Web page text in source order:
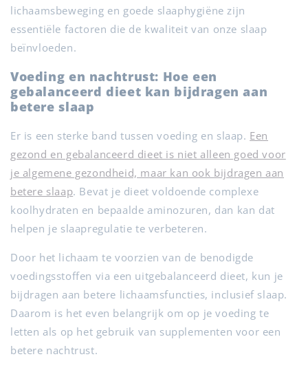
lichaamsbeweging en goede slaaphygiëne zijn
essentiële factoren die de kwaliteit van onze slaap
beïnvloeden.
Voeding en nachtrust: Hoe een
gebalanceerd dieet kan bijdragen aan
betere slaap
Er is een sterke band tussen voeding en slaap. Een
gezond en gebalanceerd dieet is niet alleen goed voor
je algemene gezondheid, maar kan ook bijdragen aan
betere slaap. Bevat je dieet voldoende complexe
koolhydraten en bepaalde aminozuren, dan kan dat
helpen je slaapregulatie te verbeteren.
Door het lichaam te voorzien van de benodigde
voedingsstoffen via een uitgebalanceerd dieet, kun je
bijdragen aan betere lichaamsfuncties, inclusief slaap.
Daarom is het even belangrijk om op je voeding te
letten als op het gebruik van supplementen voor een
betere nachtrust.